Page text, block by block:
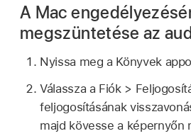
A Mac
megszüntetése az
Nyissa meg a Könyvek
Válassza a Fiók >
feljogosításának
majd kövesse a képernyőn